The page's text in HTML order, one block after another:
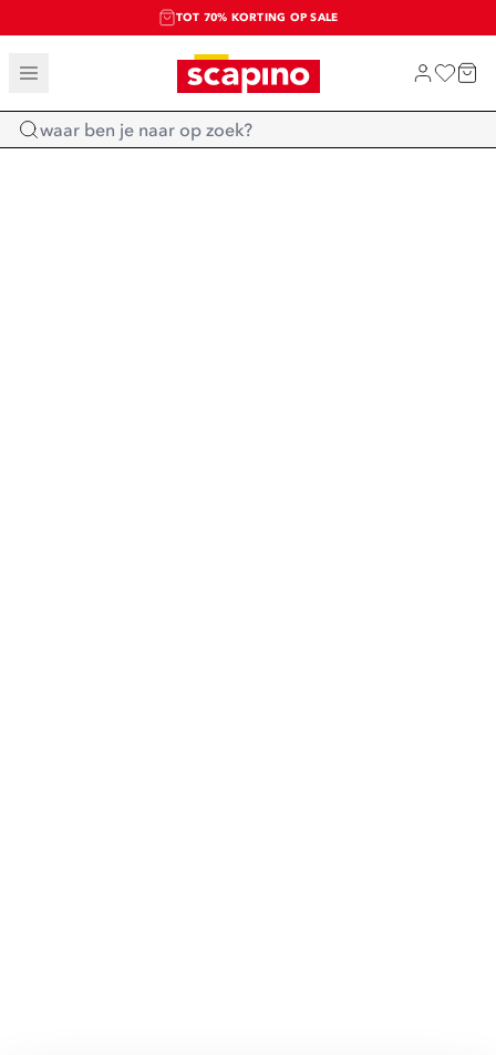
TOT 70% KORTING OP SALE
SALE: LAATSTE KANS!
SHOP NIEUW
Home